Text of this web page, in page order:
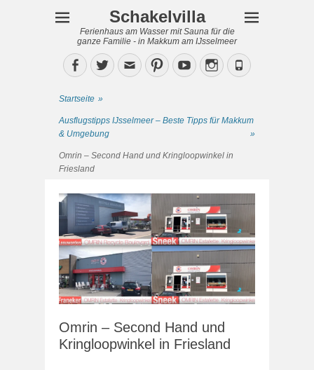
Schakelvilla
Ferienhaus am Wasser mit Sauna für die
ganze Familie - in Makkum am IJsselmeer
Facebook
TwitterEmailPinterestYouTubeInstagram
Phone
Startseite »
Ausflugstipps IJsselmeer – Beste Tipps für Makkum
& Umgebung
»
Omrin – Second Hand und Kringloopwinkel in
Friesland
Omrin – Second Hand und
Kringloopwinkel in Friesland